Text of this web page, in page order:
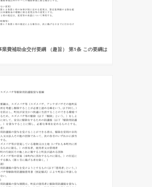
業費補助金交付要綱 （趣旨） 第1条 この要綱は